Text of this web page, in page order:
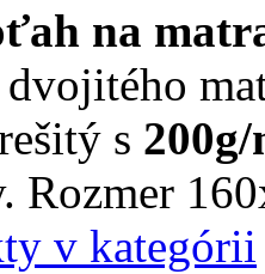
na
dvojitého
s 200g/
Rozmer
v kategórii